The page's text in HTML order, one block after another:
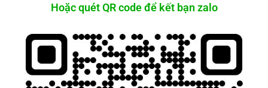
Hoặc quét QR code để kết bạn zalo